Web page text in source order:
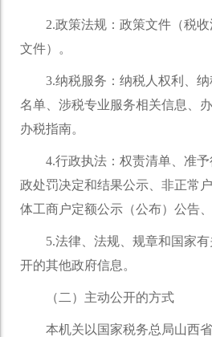
2.政策法规：政策文件（税
文件）。
3.纳税服务：纳税人权利、
名单、涉税专业服务相关信息、
办税指南。
4.行政执法：权责清单、准
政处罚决定和结果公示、非正常
体工商户定额公示（公布）公告
5.法律、法规、规章和国家
开的其他政府信息。
（二）主动公开的方式
本机关以国家税务总局山西